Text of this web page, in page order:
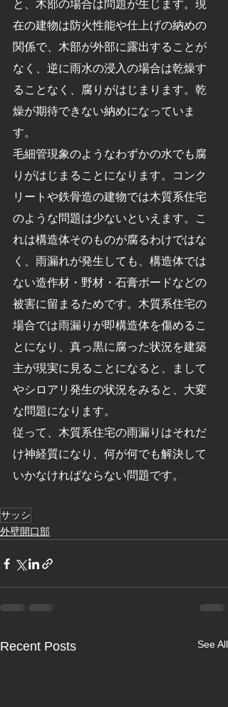
と、木部の場合は問題が生じます。現
在の建物は防火性能や仕上げの納めの
関係で、木部が外部に露出することが
なく、逆に雨水の浸入の場合は乾燥す
ることなく、腐りがはじまります。乾
燥が期待できない納めになっていま
す。
毛細管現象のようなわずかの水でも腐
りがはじまることになります。コンク
リートや鉄骨造の建物では木質系住宅
のような問題は少ないといえます。こ
れは構造体そのものが腐るわけではな
く、雨漏れが発生しても、構造体では
ない造作材・野材・石膏ボードなどの
被害に留まるためです。木質系住宅の
場合では雨漏りが即構造体を傷めるこ
とになり、真っ黒に腐った状況を建築
主が現実に見ることになると、まして
やシロアリ発生の状況をみると、大変
な問題になります。
従って、木質系住宅の雨漏りはそれだ
け神経質になり、何が何でも解決して
いかなければならない問題です。
サッシ
外壁開口部
Recent Posts See All